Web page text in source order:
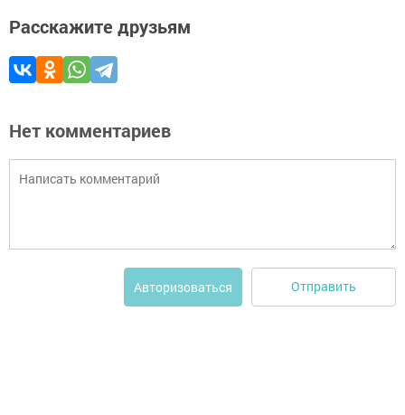
Расскажите друзьям
Нет комментариев
Авторизоваться Отправить